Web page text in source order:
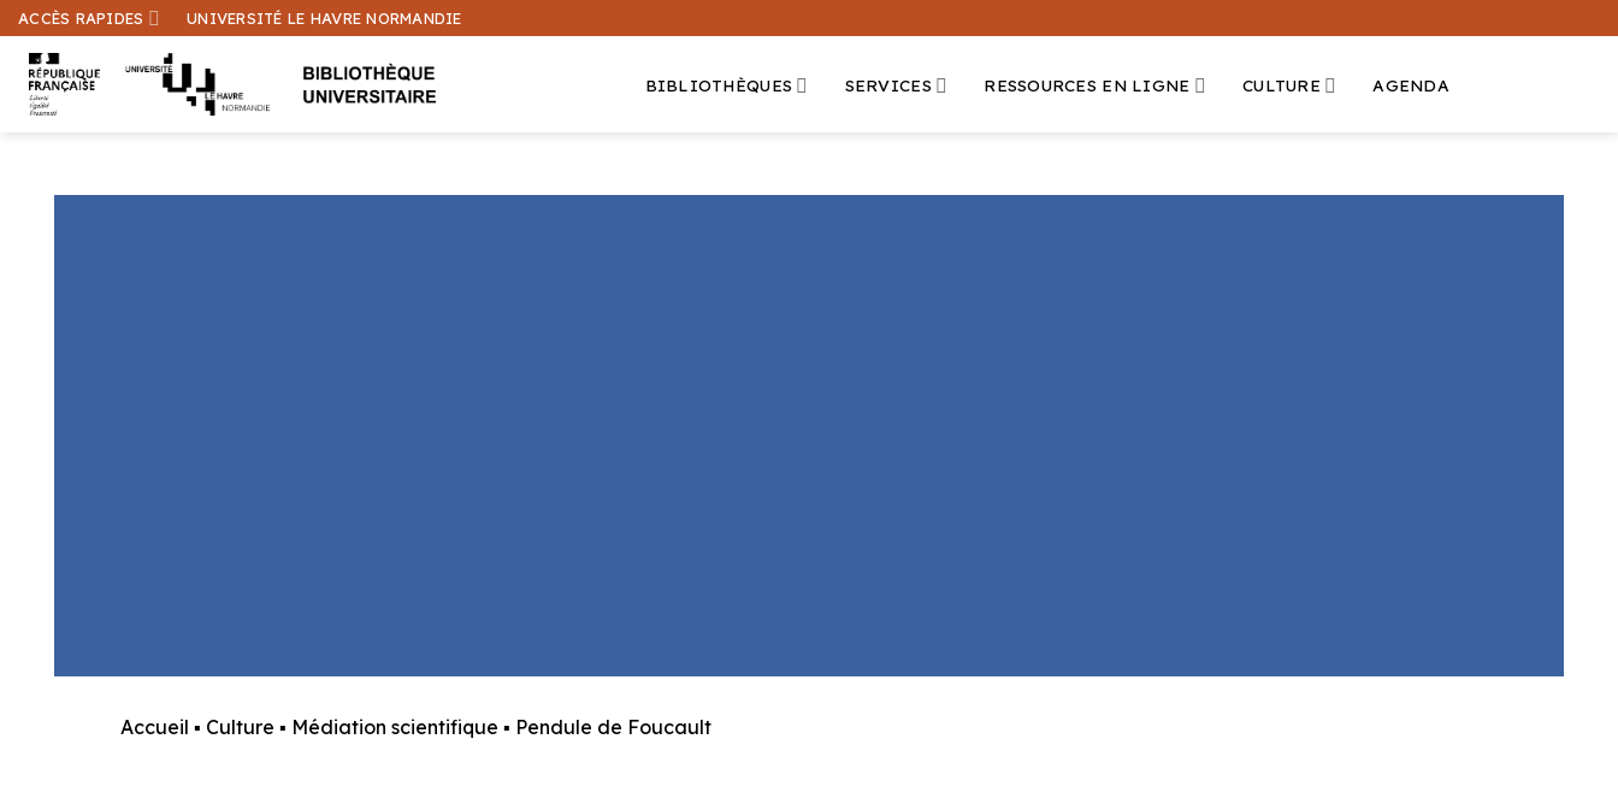
Passer
au
contenu
ACCÈS RAPIDES UNIVERSITÉ LE HAVRE NORMANDIE
BIBLIOTHÈQUES SERVICES RESSOURCES EN LIGNE CULTURE AGENDA
Accueil ▪ Culture ▪ Médiation scientifique ▪ Pendule de Foucault